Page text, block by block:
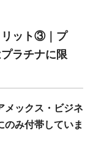
リット③｜プ
ラチナに限
メックス・ビジネ
のみ付帯していま